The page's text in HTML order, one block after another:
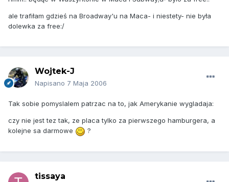
ale trafiłam gdzieś na Broadway'u na Maca- i niestety- nie była
dolewka za free:/
Wojtek-J
Napisano 7 Maja 2006
Tak sobie pomyslalem patrzac na to, jak Amerykanie wygladaja:
czy nie jest tez tak, ze placa tylko za pierwszego hamburgera, a
kolejne sa darmowe
?
tissaya